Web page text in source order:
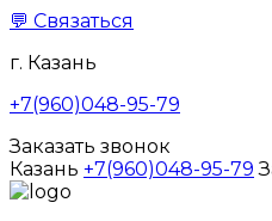
💬 Связаться
г. Казань
+7(960)048-95-79
Заказать звонок
Казань +7(960)048-95-79